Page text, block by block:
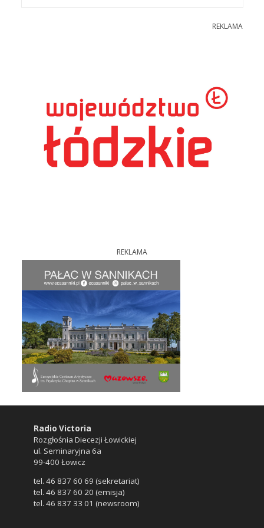
REKLAMA
REKLAMA
Radio Victoria
Rozgłośnia Diecezji Łowickiej
ul. Seminaryjna 6a
99-400 Łowicz
tel. 46 837 60 69 (sekretariat)
tel. 46 837 60 20 (emisja)
tel. 46 837 33 01 (newsroom)